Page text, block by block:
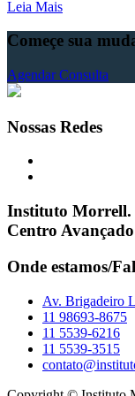
Leia Mais
Começe sua
Agendar Consulta
Nossas Redes
Instituto Morrell.
Centro
Onde estamos/
Av. Brigadeiro
11 98693-8675
11 5539-6216
11 5539-3515